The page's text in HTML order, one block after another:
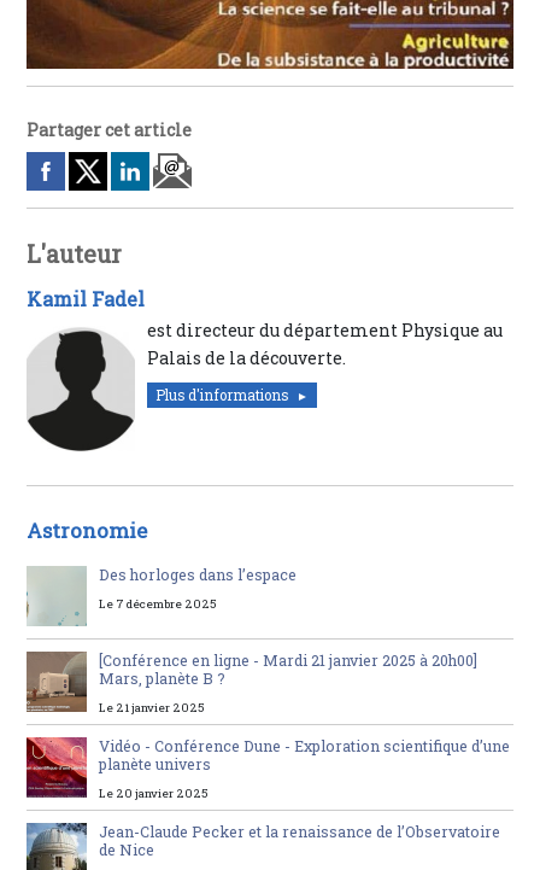
Partager cet article
L'auteur
Kamil Fadel
est directeur du département Physique au
Palais de la découverte.
Plus d'informations
Astronomie
Des horloges dans l’espace
Le 7 décembre 2025
[Conférence en ligne - Mardi 21 janvier 2025 à 20h00]
Mars, planète B ?
Le 21 janvier 2025
Vidéo - Conférence Dune - Exploration scientifique d’une
planète univers
Le 20 janvier 2025
Jean-Claude Pecker et la renaissance de l’Observatoire
de Nice